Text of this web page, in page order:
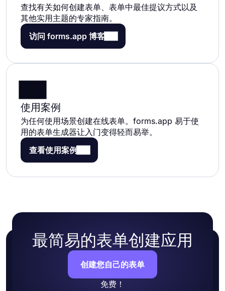
查找有关如何创建表单、表单中最佳提议方式以及
其他实用主题的专家指南。
访问 forms.app 博客
使用案例
为任何使用场景创建在线表单。forms.app 易于使
用的表单生成器让入门变得轻而易举。
查看使用案例
最简易的表单创建应用
创建您自己的表单
免费！